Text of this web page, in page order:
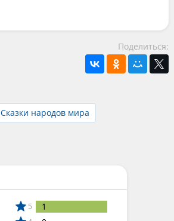
Поделиться:
Сказки народов мира
5 1